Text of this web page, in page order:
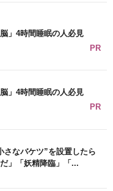
」4時間睡眠の人必見
PR
」4時間睡眠の人必見
PR
さなバケツ”を設置したら
」「妖精降臨」「...